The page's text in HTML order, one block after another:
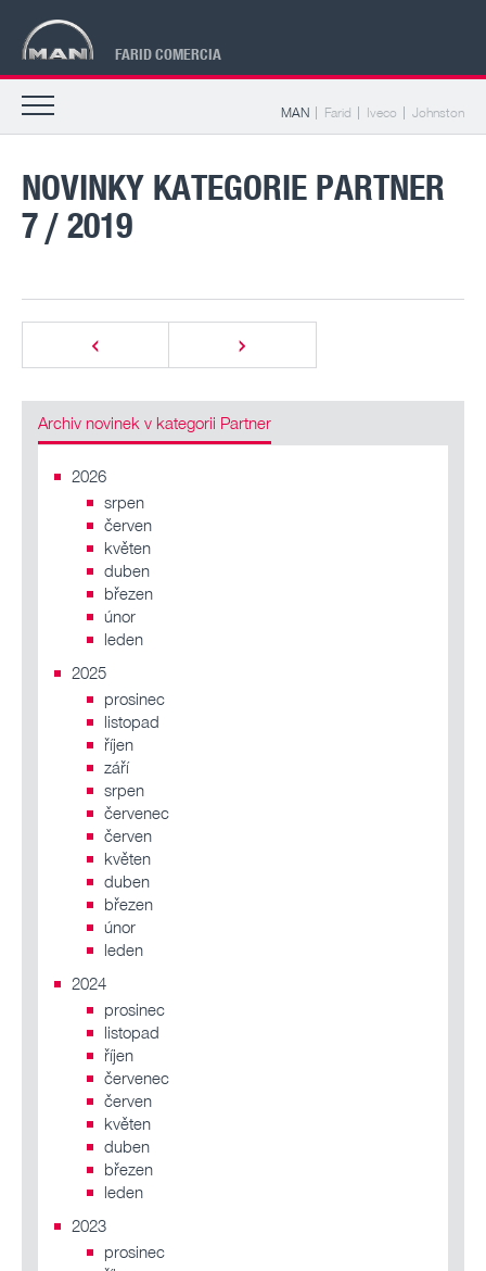
FARID COMERCIA
MAN Farid Iveco Johnston
NOVINKY KATEGORIE PARTNER
7 / 2019
Archiv novinek v kategorii Partner
2026
srpen
červen
květen
duben
březen
únor
leden
2025
prosinec
listopad
říjen
září
srpen
červenec
červen
květen
duben
březen
únor
leden
2024
prosinec
listopad
říjen
červenec
červen
květen
duben
březen
leden
2023
prosinec